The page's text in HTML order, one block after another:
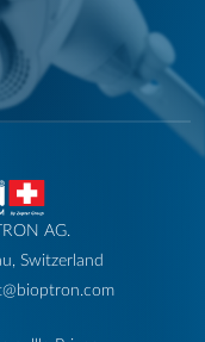
AG.
Switzerland